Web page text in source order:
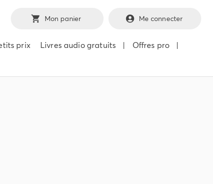
Mon panier Me connecter
prix Livres audio gratuits | Offres pro
|